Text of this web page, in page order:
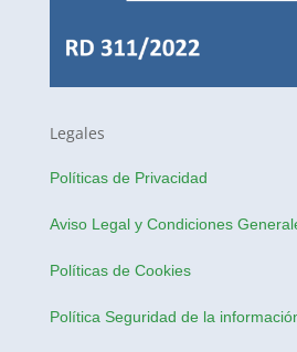
Legales
Políticas de Privacidad
Aviso Legal y Condiciones
Políticas de Cookies
Política Seguridad de la